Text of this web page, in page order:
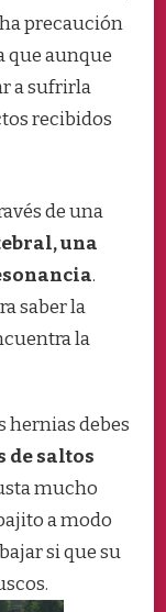
precaución
que aunque
a sufrirla
recibidos
de una
una
.
saber la
la
hernias debes
de saltos
mucho
a modo
si que su